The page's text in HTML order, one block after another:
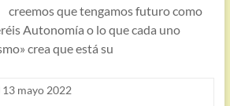
creemos que tengamos futuro como
Autonomía o lo que cada uno
crea que está su
13 mayo 2022